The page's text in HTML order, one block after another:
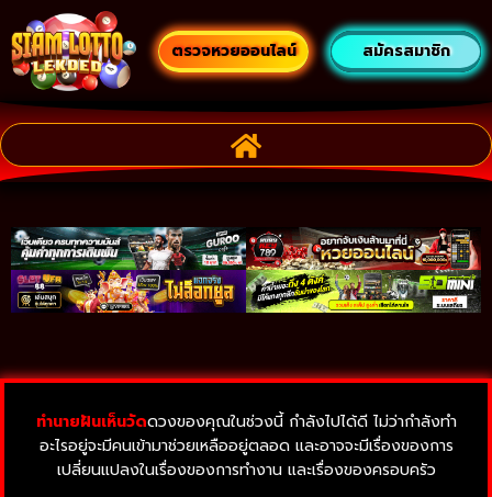
ตรวจหวยออนไลน์ สมัครสมาชิก
ทำนายฝันเห็นวัดดวงของคุณในช่วงนี้ กำลังไปได้ดี ไม่ว่ากำลังทำ
อะไรอยู่จะมีคนเข้ามาช่วยเหลืออยู่ตลอด และอาจจะมีเรื่องของการ
เปลี่ยนแปลงในเรื่องของการทำงาน และเรื่องของครอบครัว